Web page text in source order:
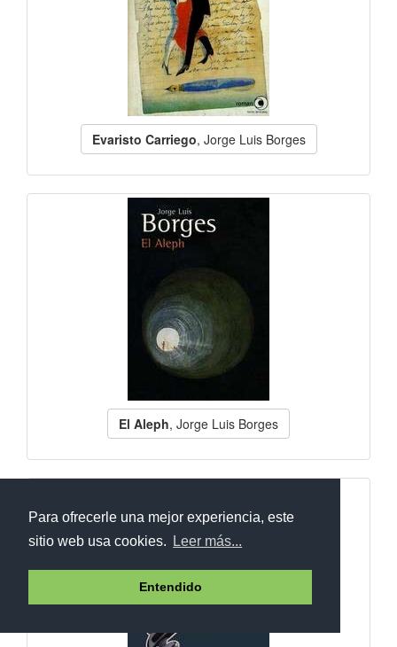
Para ofrecerle una mejor experiencia, este
sitio web usa cookies.
Leer más...
Entendido
Evaristo Carriego, Jorge Luis Borges
El Aleph, Jorge Luis Borges